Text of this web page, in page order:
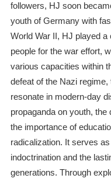
followers, HJ soon
youth of Germany with
World War II, HJ played
people for the war effort,
various capacities within
defeat of the Nazi
resonate in modern-day
propaganda on youth,
the importance of
radicalization. It serves
indoctrination and the
generations. Through